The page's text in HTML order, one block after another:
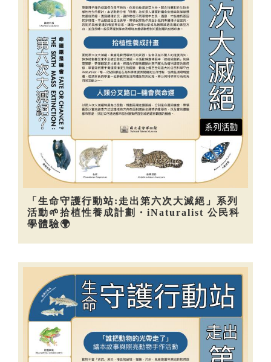
「生命守護行動站:走出第六次大滅絕」系列
活動🌱拾植性養成計劃・iNaturalist 公民科
學體驗🌍